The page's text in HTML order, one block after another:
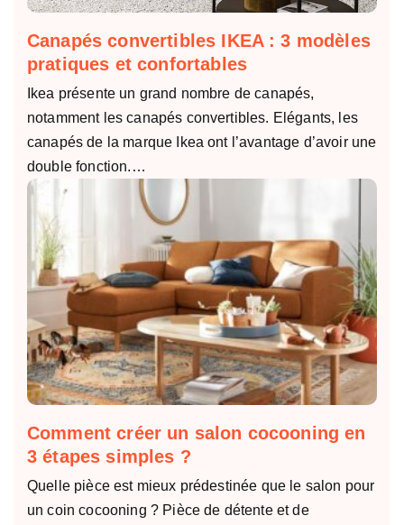
Canapés convertibles IKEA : 3 modèles
pratiques et confortables
Ikea présente un grand nombre de canapés,
notamment les canapés convertibles. Elégants, les
canapés de la marque Ikea ont l’avantage d’avoir une
double fonction.…
Comment créer un salon cocooning en
3 étapes simples ?
Quelle pièce est mieux prédestinée que le salon pour
un coin cocooning ? Pièce de détente et de